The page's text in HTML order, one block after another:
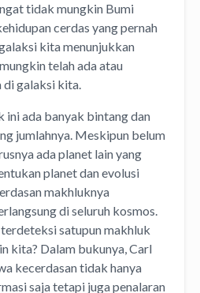
tidak mungkin Bumi
cerdas yang pernah
kita menunjukkan
telah ada atau
di galaksi kita.
ini ada banyak bintang dan
jumlahnya. Meskipun belum
ada planet lain yang
planet dan evolusi
makhluknya
di seluruh kosmos.
satupun makhluk
kita? Dalam bukunya, Carl
kecerdasan tidak hanya
saja tetapi juga penalaran